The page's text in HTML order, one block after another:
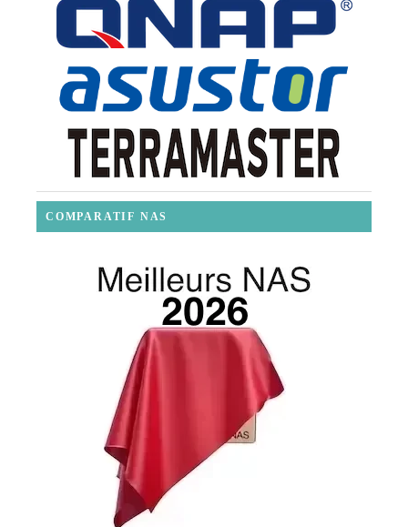
COMPARATIF NAS